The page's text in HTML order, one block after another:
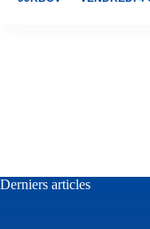
Derniers articles